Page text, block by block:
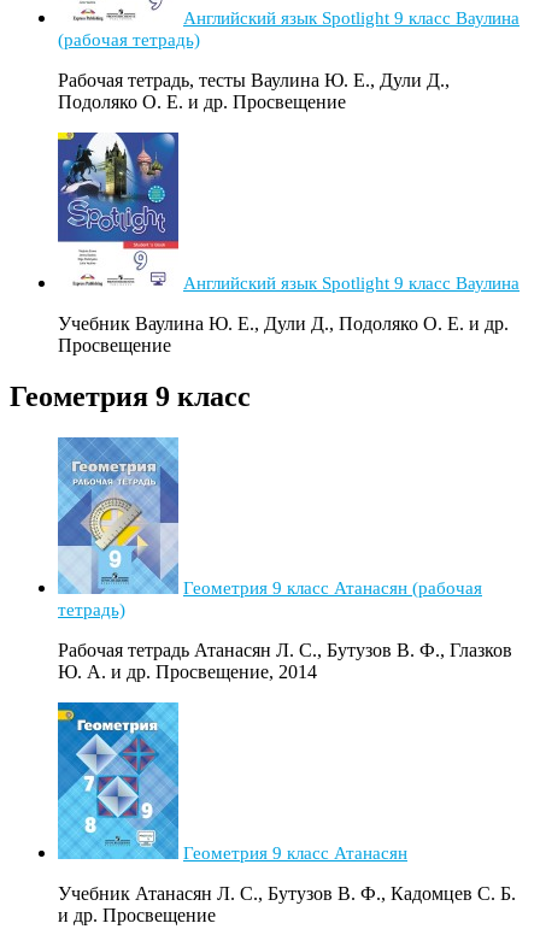
Английский язык Spotlight 9 класс Ваулина
(рабочая тетрадь)
Рабочая тетрадь, тесты Ваулина Ю. Е., Дули Д.,
Подоляко О. Е. и др. Просвещение
Английский язык Spotlight 9 класс Ваулина
Учебник Ваулина Ю. Е., Дули Д., Подоляко О. Е. и др.
Просвещение
Геометрия 9 класс
Геометрия 9 класс Атанасян (рабочая
тетрадь)
Рабочая тетрадь Атанасян Л. С., Бутузов В. Ф., Глазков
Ю. А. и др. Просвещение, 2014
Геометрия 9 класс Атанасян
Учебник Атанасян Л. С., Бутузов В. Ф., Кадомцев С. Б.
и др. Просвещение